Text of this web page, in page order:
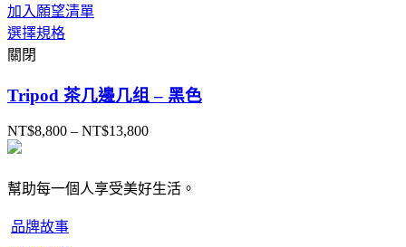
加入願望清單
選擇規格
關閉
Tripod 茶几邊几组 – 黑色
NT$8,800 – NT$13,800
幫助每一個人享受美好生活。
品牌故事